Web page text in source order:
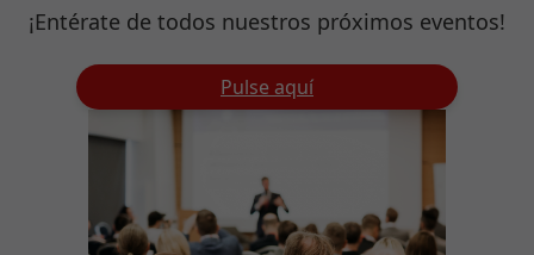
¡Entérate de todos nuestros próximos eventos!
Pulse aquí